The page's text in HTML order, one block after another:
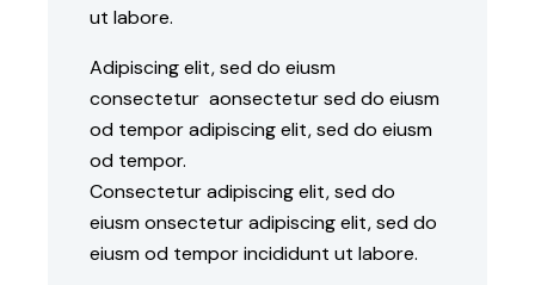
ut labore.
Adipiscing elit, sed do eiusm
consectetur aonsectetur sed do eiusm
od tempor adipiscing elit, sed do eiusm
od tempor.
Consectetur adipiscing elit, sed do
eiusm onsectetur adipiscing elit, sed do
eiusm od tempor incididunt ut labore.